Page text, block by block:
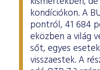
kondíciókon. A
pontról, 41 684
eközben a világ
sőt, egyes
visszaestek. A